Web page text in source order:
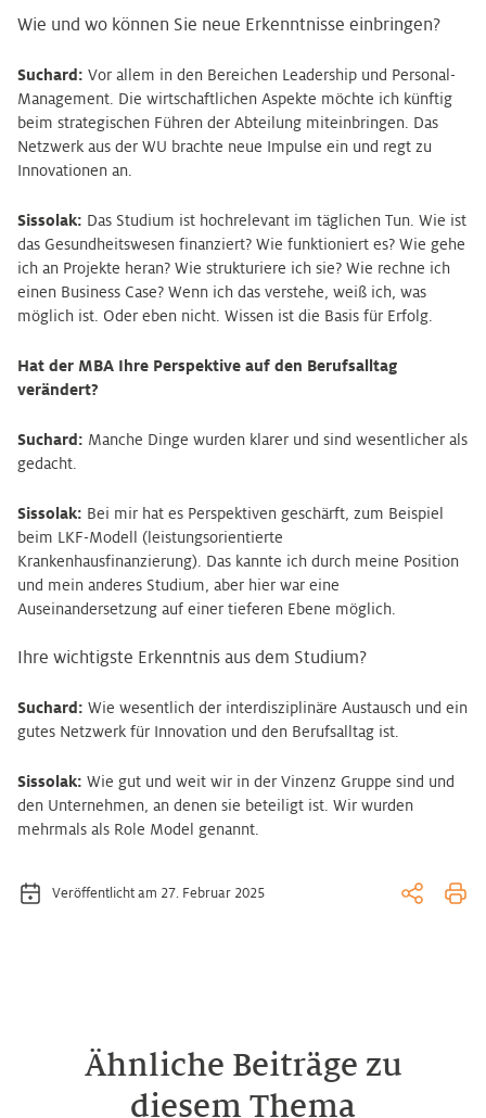
Wie und wo können Sie neue Erkenntnisse einbringen?
Suchard: Vor allem in den Bereichen Leadership und Personal-
Management. Die wirtschaftlichen Aspekte möchte ich künftig
beim strategischen Führen der Abteilung miteinbringen. Das
Netzwerk aus der WU brachte neue Impulse ein und regt zu
Innovationen an.
Sissolak: Das Studium ist hochrelevant im täglichen Tun. Wie ist
das Gesundheitswesen finanziert? Wie funktioniert es? Wie gehe
ich an Projekte heran? Wie strukturiere ich sie? Wie rechne ich
einen Business Case? Wenn ich das verstehe, weiß ich, was
möglich ist. Oder eben nicht. Wissen ist die Basis für Erfolg.
Hat der MBA Ihre Perspektive auf den Berufsalltag
verändert?
Suchard: Manche Dinge wurden klarer und sind wesentlicher als
gedacht.
Sissolak: Bei mir hat es Perspektiven geschärft, zum Beispiel
beim LKF-Modell (leistungsorientierte
Krankenhausfinanzierung). Das kannte ich durch meine Position
und mein anderes Studium, aber hier war eine
Auseinandersetzung auf einer tieferen Ebene möglich.
Ihre wichtigste Erkenntnis aus dem Studium?
Suchard: Wie wesentlich der interdisziplinäre Austausch und ein
gutes Netzwerk für Innovation und den Berufsalltag ist.
Sissolak: Wie gut und weit wir in der Vinzenz Gruppe sind und
den Unternehmen, an denen sie beteiligt ist. Wir wurden
mehrmals als Role Model genannt.
Veröffentlicht am 27. Februar 2025
Ähnliche Beiträge zu
diesem Thema